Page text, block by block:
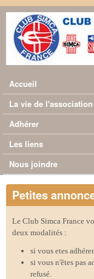
Menu principal
Accueil
La vie de l'association
Adhérer
Les liens
Nous joindre
Petites
Le Club Simca France
deux modalités :
si vous etes
si vous n'êtes pas
refusé.